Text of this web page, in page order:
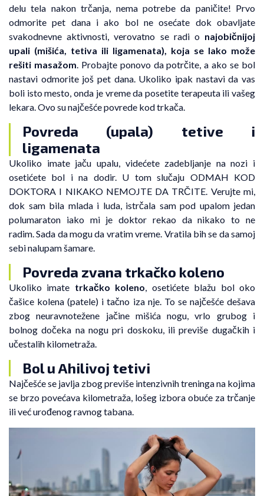
delu tela nakon trčanja, nema potrebe da paničite! Prvo
odmorite pet dana i ako bol ne osećate dok obavljate
svakodnevne aktivnosti, verovatno se radi o najobičnijoj
upali (mišića, tetiva ili ligamenata), koja se lako može
rešiti masažom. Probajte ponovo da potrčite, a ako se bol
nastavi odmorite još pet dana. Ukoliko ipak nastavi da vas
boli isto mesto, onda je vreme da posetite terapeuta ili vašeg
lekara. Ovo su najčešće povrede kod trkača.
Povreda (upala) tetive i
ligamenata
Ukoliko imate jaču upalu, videćete zadebljanje na nozi i
osetićete bol i na dodir. U tom slučaju ODMAH KOD
DOKTORA I NIKAKO NEMOJTE DA TRČITE. Verujte mi,
dok sam bila mlada i luda, istrčala sam pod upalom jedan
polumaraton iako mi je doktor rekao da nikako to ne
radim. Sada da mogu da vratim vreme. Vratila bih se da samoj
sebi nalupam šamare.
Povreda zvana trkačko koleno
Ukoliko imate trkačko koleno, osetićete blažu bol oko
čašice kolena (patele) i tačno iza nje. To se najčešće dešava
zbog neuravnotežene jačine mišića nogu, vrlo grubog i
bolnog dočeka na nogu pri doskoku, ili previše dugačkih i
učestalih kilometraža.
Bol u Ahilivoj tetivi
Najčešće se javlja zbog previše intenzivnih treninga na kojima
se brzo povećava kilometraža, lošeg izbora obuće za trčanje
ili već urođenog ravnog tabana.